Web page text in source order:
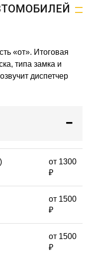
«от». Итоговая
типа замка и
диспетчер
от 1300
₽
от 1500
₽
от 1500
₽